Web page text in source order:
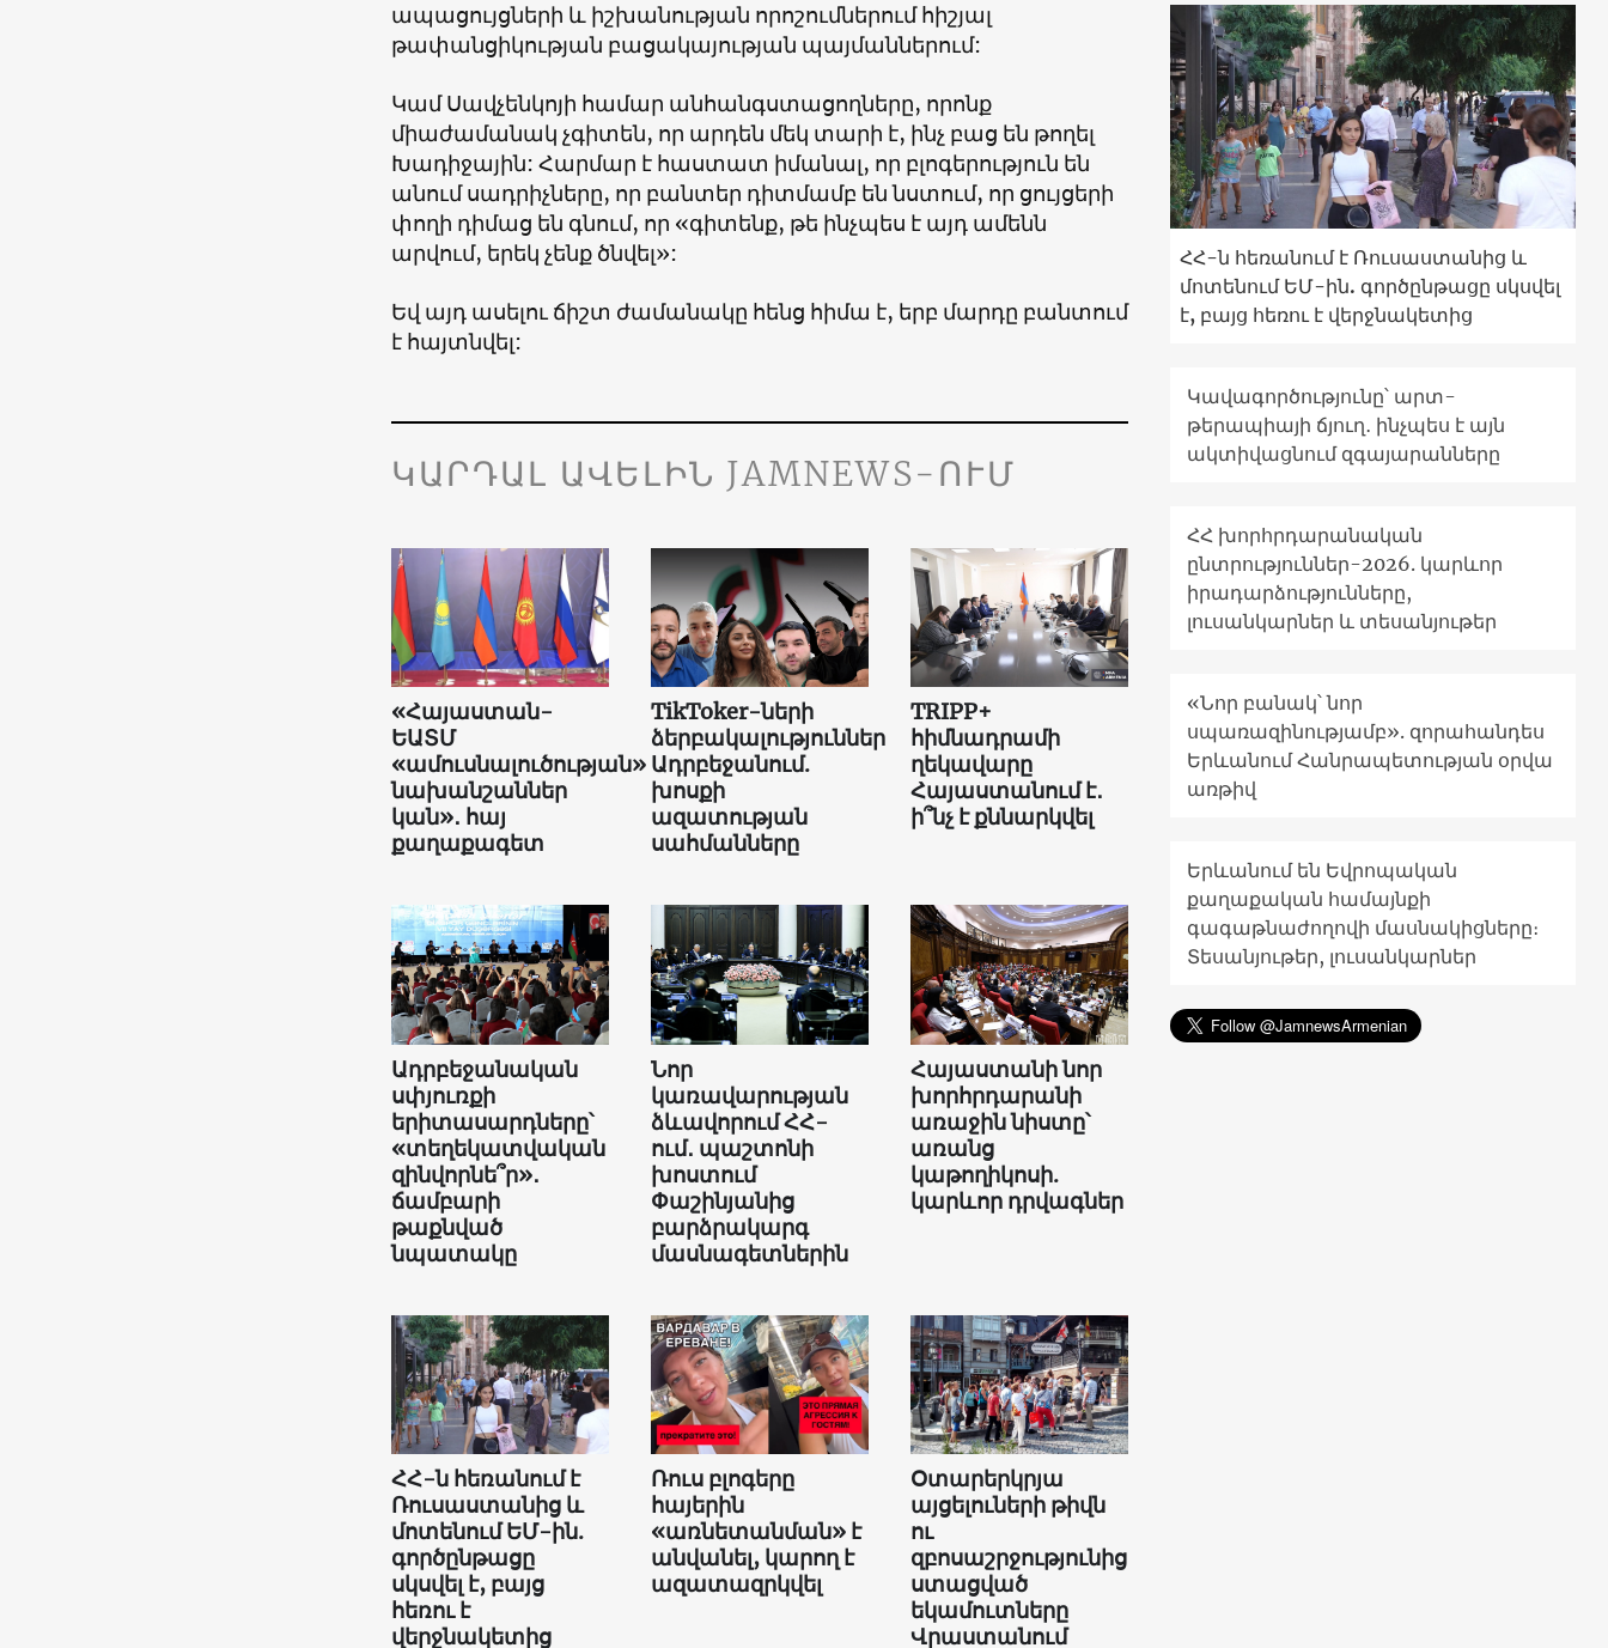
ապացույցների և իշխանության որոշումներում հիշյալ
թափանցիկության բացակայության պայմաններում:
Կամ Սավչենկոյի համար անհանգստացողները, որոնք
միաժամանակ չգիտեն, որ արդեն մեկ տարի է, ինչ բաց են թողել
Խադիջային: Հարմար է հաստատ իմանալ, որ բլոգերություն են
անում սադրիչները, որ բանտեր դիտմամբ են նստում, որ ցույցերի
փողի դիմաց են գնում, որ «գիտենք, թե ինչպես է այդ ամենն
արվում, երեկ չենք ծնվել»:
Եվ այդ ասելու ճիշտ ժամանակը հենց հիմա է, երբ մարդը բանտում
է հայտնվել:
ԿԱՐԴԱԼ ԱՎԵԼԻՆ JAMNEWS-ՈՒՄ
«Հայաստան-
ԵԱՏՄ
«ամուսնալուծության»
նախանշաններ
կան»․ հայ
քաղաքագետ
TikToker-ների
ձերբակալություններ
Ադրբեջանում.
խոսքի
ազատության
սահմանները
TRIPP+
հիմնադրամի
ղեկավարը
Հայաստանում է․
ի՞նչ է քննարկվել
Ադրբեջանական
սփյուռքի
երիտասարդները՝
«տեղեկատվական
զինվորնե՞ր»․
ճամբարի
թաքնված
նպատակը
Նոր
կառավարության
ձևավորում ՀՀ-
ում․ պաշտոնի
խոստում
Փաշինյանից
բարձրակարգ
մասնագետներին
Հայաստանի նոր
խորհրդարանի
առաջին նիստը՝
առանց
կաթողիկոսի.
կարևոր դրվագներ
ՀՀ-ն հեռանում է
Ռուսաստանից և
մոտենում ԵՄ-ին.
գործընթացը
սկսվել է, բայց
հեռու է
վերջնակետից
Ռուս բլոգերը
հայերին
«առնետանման» է
անվանել, կարող է
ազատազրկվել
Օտարերկրյա
այցելուների թիվն
ու
զբոսաշրջությունից
ստացված
եկամուտները
Վրաստանում
ՀՀ-ն հեռանում է Ռուսաստանից և
մոտենում ԵՄ-ին. գործընթացը սկսվել
է, բայց հեռու է վերջնակետից
Կավագործությունը՝ արտ-
թերապիայի ճյուղ․ ինչպես է այն
ակտիվացնում զգայարանները
ՀՀ խորհրդարանական
ընտրություններ-2026. կարևոր
իրադարձությունները,
լուսանկարներ և տեսանյութեր
«Նոր բանակ՝ նոր
սպառազինությամբ». զորահանդես
Երևանում Հանրապետության օրվա
առթիվ
Երևանում են Եվրոպական
քաղաքական համայնքի
գագաթնաժողովի մասնակիցները։
Տեսանյութեր, լուսանկարներ